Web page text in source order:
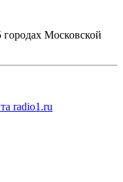
городах Московской
radio1.ru